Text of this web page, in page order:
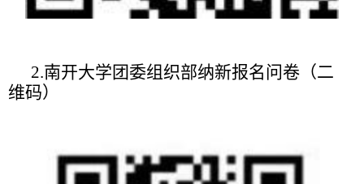
2.南开大学团委组织部纳新报名问卷（二
维码）